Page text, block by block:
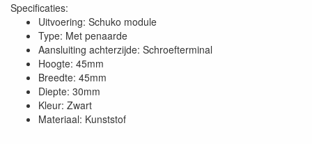
Specificaties:
Uitvoering: Schuko module
Type: Met penaarde
Aansluiting achterzijde: Schroefterminal
Hoogte: 45mm
Breedte: 45mm
Diepte: 30mm
Kleur: Zwart
Materiaal: Kunststof